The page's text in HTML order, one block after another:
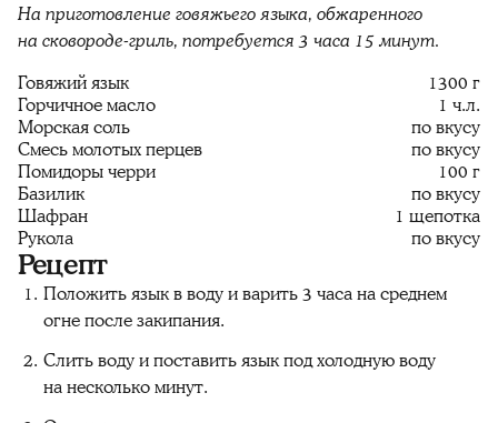
На приготовление говяжьего языка, обжаренного
на сковороде-гриль, потребуется 3 часа 15 минут.
Говяжий язык
1300 г
Горчичное масло
1 ч.л.
Морская соль
по вкусу
Смесь молотых перцев
по вкусу
Помидоры черри
100 г
Базилик
по вкусу
Шафран
1 щепотка
Рукола
по вкусу
Рецепт
Положить язык в воду и варить 3 часа на среднем
огне после закипания.
Слить воду и поставить язык под холодную воду
на несколько минут.